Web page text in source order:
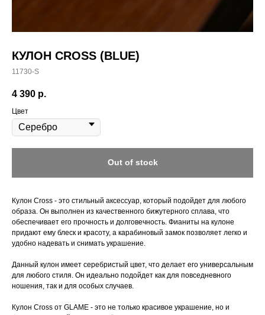
КУЛОН CROSS (BLUE)
11730-S
4 390 р.
Цвет
Out of stock
Кулон Cross - это стильный аксессуар, который подойдет для любого
образа. Он выполнен из качественного бижутерного сплава, что
обеспечивает его прочность и долговечность. Фианиты на кулоне
придают ему блеск и красоту, а карабиновый замок позволяет легко и
удобно надевать и снимать украшение.
Данный кулон имеет серебристый цвет, что делает его универсальным
для любого стиля. Он идеально подойдет как для повседневного
ношения, так и для особых случаев.
Кулон Cross от GLAME - это не только красивое украшение, но и